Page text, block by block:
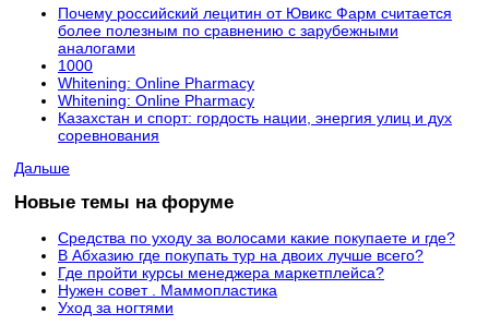
Почему российский лецитин от Ювикс Фарм считается
более полезным по сравнению с зарубежными
аналогами
1000
Whitening: Online Pharmacy
Whitening: Online Pharmacy
Казахстан и спорт: гордость нации, энергия улиц и дух
соревнования
Дальше
Новые темы на форуме
Средства по уходу за волосами какие покупаете и где?
В Абхазию где покупать тур на двоих лучше всего?
Где пройти курсы менеджера маркетплейса?
Нужен совет . Маммопластика
Уход за ногтями